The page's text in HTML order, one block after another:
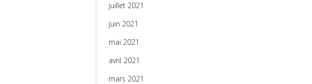
juillet 2021
juin 2021
mai 2021
avril 2021
mars 2021